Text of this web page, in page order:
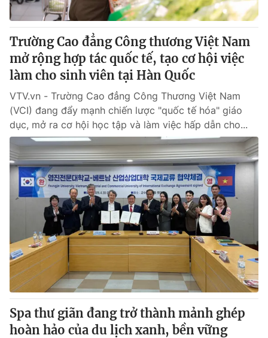
Tư vấn
Chuyên mục khác
Emagazine Podcast
Photo Infographic
Video Shorts video
VTV Money VTV Thể thao
VTV Sức khoẻ Bất động sản
Thị trường 24h Tấm lòng Việt
VTV4 Vươn mình bằng AI
VTV9 VTV8
Liên hệ tòa soạn English
Trường Cao đẳng Công thương Việt Nam
mở rộng hợp tác quốc tế, tạo cơ hội việc
làm cho sinh viên tại Hàn Quốc
VTV.vn - Trường Cao đẳng Công Thương Việt Nam
(VCI) đang đẩy mạnh chiến lược "quốc tế hóa" giáo
dục, mở ra cơ hội học tập và làm việc hấp dẫn cho...
Spa thư giãn đang trở thành mảnh ghép
hoàn hảo của du lịch xanh, bền vững